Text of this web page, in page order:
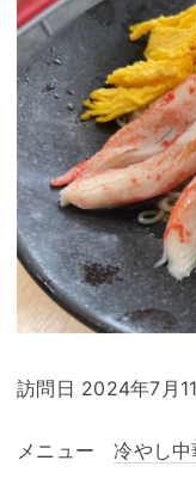
訪問日 2024年7月
メニュー冷やし中